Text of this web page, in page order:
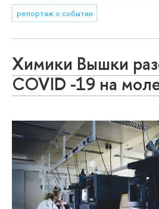
репортаж о событии
Химики Вышки
COVID -19 на